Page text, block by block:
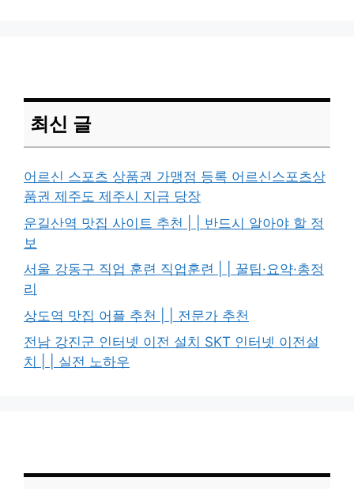
최신 글
어르신 스포츠 상품권 가맹점 등록 어르신스포츠상
품권 제주도 제주시 지금 당장
운길산역 맛집 사이트 추천 | | 반드시 알아야 할 정
보
서울 강동구 직업 훈련 직업훈련 | | 꿀팁·요약·총정
리
상도역 맛집 어플 추천 | | 전문가 추천
전남 강진군 인터넷 이전 설치 SKT 인터넷 이전설
치 | | 실전 노하우